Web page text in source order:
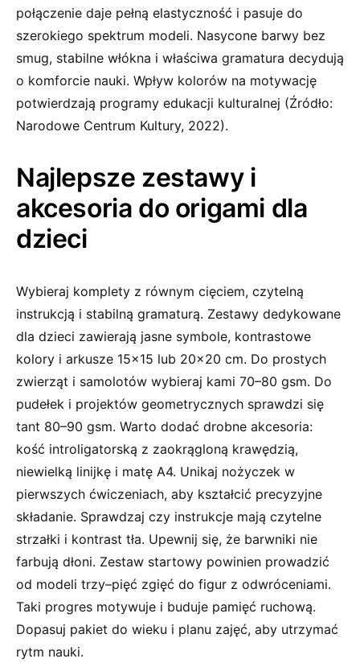
połączenie daje pełną elastyczność i pasuje do
szerokiego spektrum modeli. Nasycone barwy bez
smug, stabilne włókna i właściwa gramatura decydują
o komforcie nauki. Wpływ kolorów na motywację
potwierdzają programy edukacji kulturalnej (Źródło:
Narodowe Centrum Kultury, 2022).
Najlepsze zestawy i
akcesoria do origami dla
dzieci
Wybieraj komplety z równym cięciem, czytelną
instrukcją i stabilną gramaturą. Zestawy dedykowane
dla dzieci zawierają jasne symbole, kontrastowe
kolory i arkusze 15×15 lub 20×20 cm. Do prostych
zwierząt i samolotów wybieraj kami 70–80 gsm. Do
pudełek i projektów geometrycznych sprawdzi się
tant 80–90 gsm. Warto dodać drobne akcesoria:
kość introligatorską z zaokrągloną krawędzią,
niewielką linijkę i matę A4. Unikaj nożyczek w
pierwszych ćwiczeniach, aby kształcić precyzyjne
składanie. Sprawdzaj czy instrukcje mają czytelne
strzałki i kontrast tła. Upewnij się, że barwniki nie
farbują dłoni. Zestaw startowy powinien prowadzić
od modeli trzy–pięć zgięć do figur z odwróceniami.
Taki progres motywuje i buduje pamięć ruchową.
Dopasuj pakiet do wieku i planu zajęć, aby utrzymać
rytm nauki.